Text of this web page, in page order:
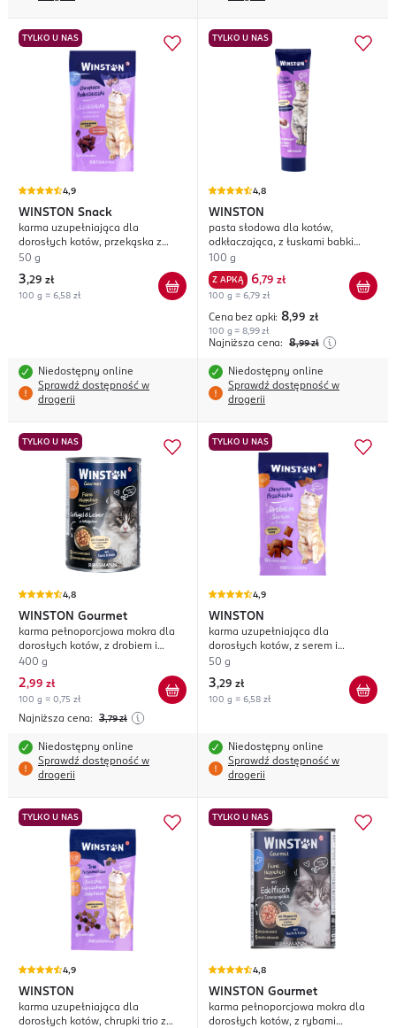
TYLKO U NAS
4,9
WINSTON Snack
karma uzupełniająca dla
dorosłych kotów, przekąska z
łososiem
50 g
3,29 zł
100 g = 6,58 zł
Niedostępny online
Sprawdź dostępność w
drogerii
TYLKO U NAS
4,8
WINSTON
pasta słodowa dla kotów,
odkłaczająca, z łuskami babki
płesznik
100 g
Z APKĄ 6,79 zł
100 g = 6,79 zł
Cena bez apki: 8,99 zł
100 g = 8,99 zł
Najniższa cena: 8,99 zł
Niedostępny online
Sprawdź dostępność w
drogerii
TYLKO U NAS
4,8
WINSTON Gourmet
karma pełnoporcjowa mokra dla
dorosłych kotów, z drobiem i
wątróbką w galarecie z dziczyzny
400 g
2,99 zł
100 g = 0,75 zł
Najniższa cena: 3,79 zł
Niedostępny online
Sprawdź dostępność w
drogerii
TYLKO U NAS
4,9
WINSTON
karma uzupełniająca dla
dorosłych kotów, z serem i
drobiem
50 g
3,29 zł
100 g = 6,58 zł
Niedostępny online
Sprawdź dostępność w
drogerii
TYLKO U NAS
4,9
WINSTON
karma uzupełniająca dla
dorosłych kotów, chrupki trio z
TYLKO U NAS
4,8
WINSTON Gourmet
karma pełnoporcjowa mokra dla
dorosłych kotów, z rybami